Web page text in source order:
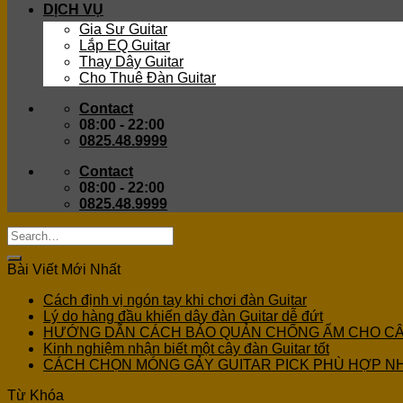
DỊCH VỤ
Gia Sư Guitar
Lắp EQ Guitar
Thay Dây Guitar
Cho Thuê Đàn Guitar
Contact
08:00 - 22:00
0825.48.9999
Contact
08:00 - 22:00
0825.48.9999
Bài Viết Mới Nhất
Cách định vị ngón tay khi chơi đàn Guitar
Lý do hàng đầu khiến dây đàn Guitar dễ đứt
HƯỚNG DẪN CÁCH BẢO QUẢN CHỐNG ẨM CHO
Kinh nghiệm nhận biết một cây đàn Guitar tốt
CÁCH CHỌN MÓNG GẢY GUITAR PICK PHÙ HỢP
Từ Khóa